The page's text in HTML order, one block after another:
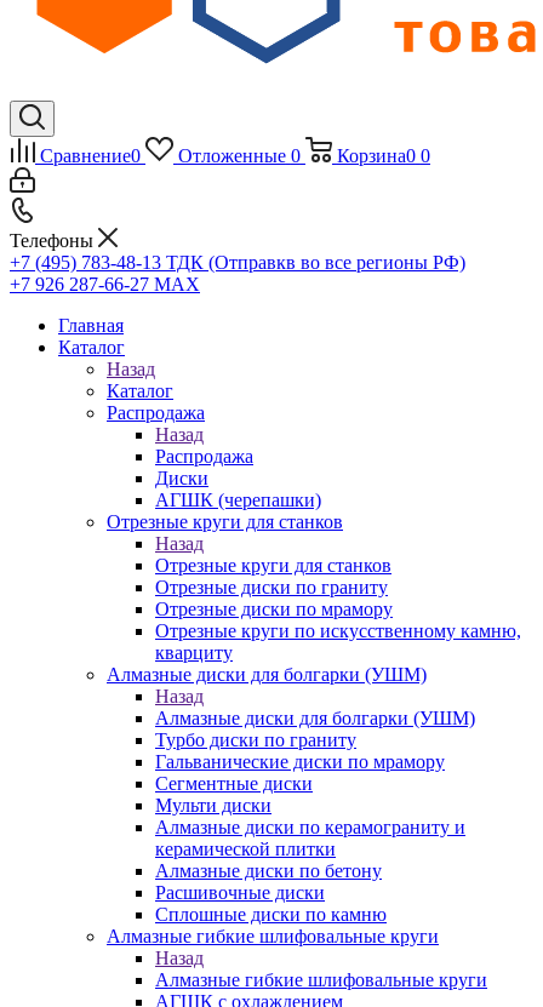
Сравнение0 Отложенные 0 Корзина0 0
Телефоны
+7 (495) 783-48-13 ТДК (Отправкв во все регионы РФ)
+7 926 287-66-27 МАХ
Главная
Каталог
Назад
Каталог
Распродажа
Назад
Распродажа
Диски
АГШК (черепашки)
Отрезные круги для станков
Назад
Отрезные круги для станков
Отрезные диски по граниту
Отрезные диски по мрамору
Отрезные круги по искусственному камню,
кварциту
Алмазные диски для болгарки (УШМ)
Назад
Алмазные диски для болгарки (УШМ)
Турбо диски по граниту
Гальванические диски по мрамору
Сегментные диски
Мульти диски
Алмазные диски по керамограниту и
керамической плитки
Алмазные диски по бетону
Расшивочные диски
Сплошные диски по камню
Алмазные гибкие шлифовальные круги
Назад
Алмазные гибкие шлифовальные круги
АГШК с охлаждением